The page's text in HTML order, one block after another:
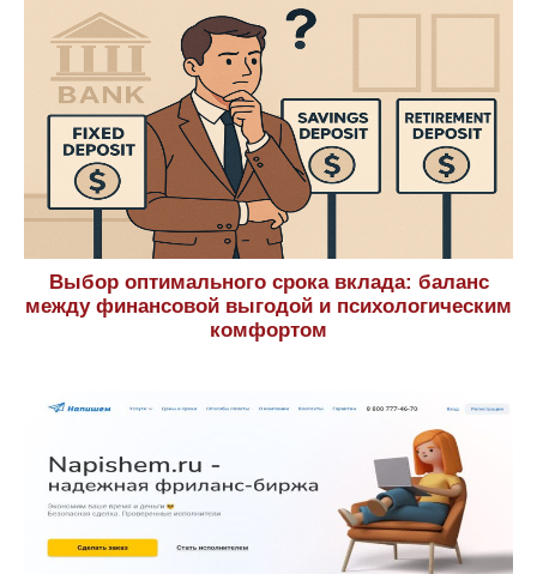
Выбор оптимального срока вклада: баланс
между финансовой выгодой и психологическим
комфортом